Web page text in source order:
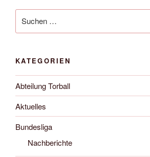
nach:
KATEGORIEN
Abteilung Torball
Aktuelles
Bundesliga
Nachberichte